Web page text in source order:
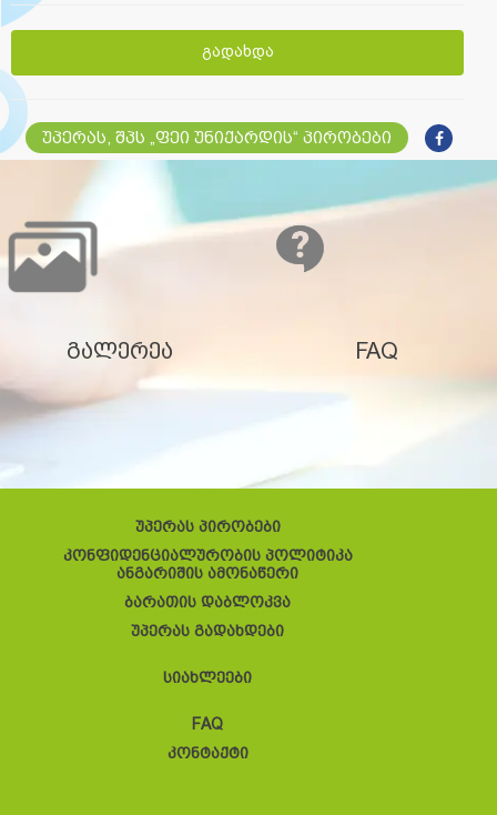
გადახდა
უპერას, შპს „ფეი უნიქარდის“ პირობები
გალერეა FAQ
უპერას პირობები
კონფიდენციალურობის პოლიტიკა
ანგარიშის ამონაწერი
ბარათის დაბლოკვა
უპერას გადახდები
სიახლეები
FAQ
კონტაქტი